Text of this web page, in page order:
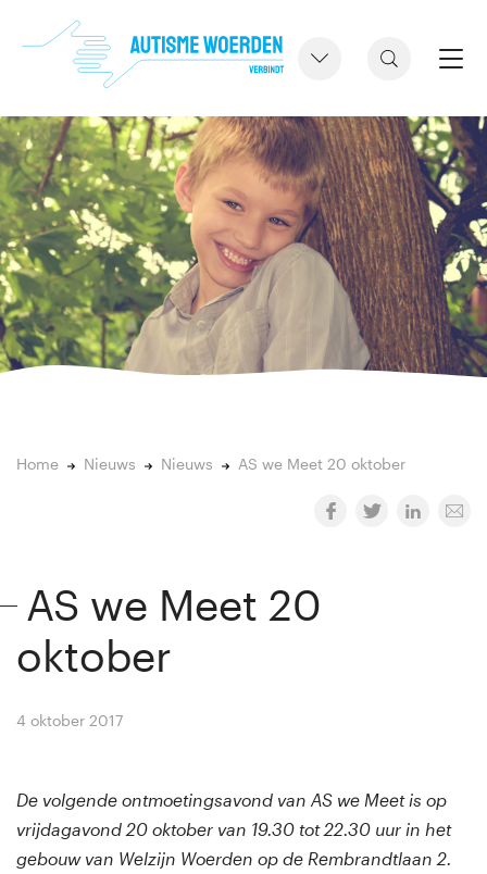
Home Nieuws Nieuws AS we Meet 20 oktober
AS we Meet 20
oktober
4 oktober 2017
De volgende ontmoetingsavond van AS we Meet is op
vrijdagavond 20 oktober van 19.30 tot 22.30 uur in het
gebouw van Welzijn Woerden op de Rembrandtlaan 2.